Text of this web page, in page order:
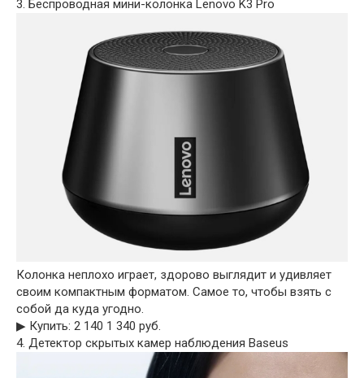
3. Беспроводная мини-колонка Lenovo K3 Pro
Колонка неплохо играет, здорово выглядит и удивляет
своим компактным форматом. Самое то, чтобы взять с
собой да куда угодно.
▶︎ Купить: 2 140 1 340 руб.
4. Детектор скрытых камер наблюдения Baseus